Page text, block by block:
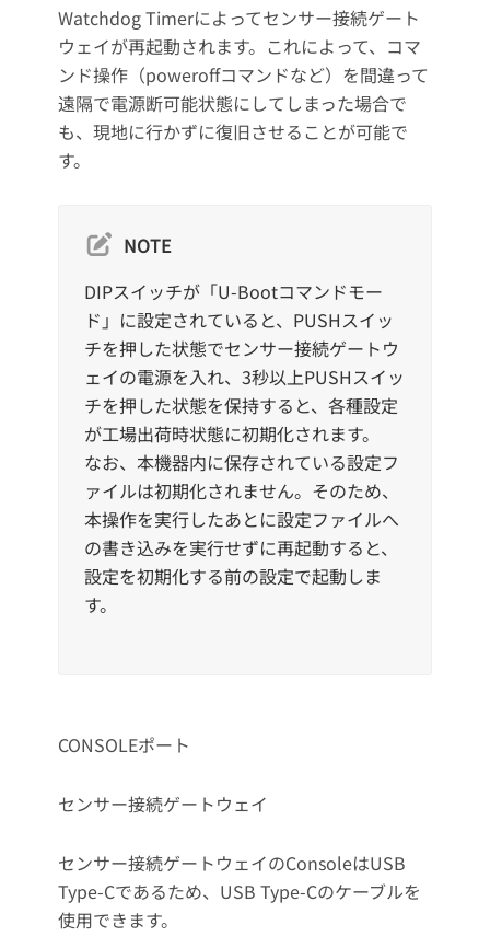
Watchdog Timerによってセンサー接続ゲート
ウェイが再起動されます。これによって、コマ
ンド操作（poweroffコマンドなど）を間違って
遠隔で電源断可能状態にしてしまった場合で
も、現地に行かずに復旧させることが可能で
す。
NOTE
DIPスイッチが「U-Bootコマンドモー
ド」に設定されていると、PUSHスイッ
チを押した状態でセンサー接続ゲートウ
ェイの電源を入れ、3秒以上PUSHスイッ
チを押した状態を保持すると、各種設定
が工場出荷時状態に初期化されます。
なお、本機器内に保存されている設定フ
ァイルは初期化されません。そのため、
本操作を実行したあとに設定ファイルへ
の書き込みを実行せずに再起動すると、
設定を初期化する前の設定で起動しま
す。
CONSOLEポート
センサー接続ゲートウェイ
センサー接続ゲートウェイのConsoleはUSB
Type-Cであるため、USB Type-Cのケーブルを
使用できます。